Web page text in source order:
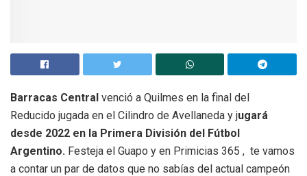
Barracas Central venció a Quilmes en la final del
Reducido jugada en el Cilindro de Avellaneda y jugará
desde 2022 en la Primera División del Fútbol
Argentino. Festeja el Guapo y en Primicias 365 , te vamos
a contar un par de datos que no sabías del actual campeón